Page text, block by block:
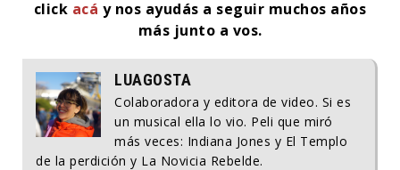
click acá y nos ayudás a seguir muchos años
más junto a vos.
LUAGOSTA
Colaboradora y editora de video. Si es
un musical ella lo vio. Peli que miró
más veces: Indiana Jones y El Templo
de la perdición y La Novicia Rebelde.